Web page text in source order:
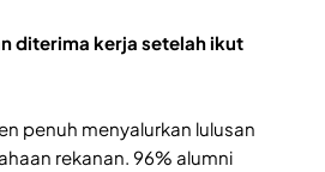
diterima kerja setelah ikut
penuh menyalurkan lulusan
rekanan. 96% alumni